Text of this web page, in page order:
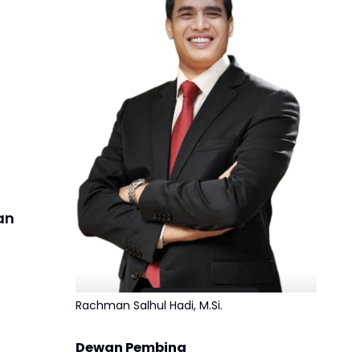
Rachman Salhul Hadi, M.Si.
Dewan Pembina